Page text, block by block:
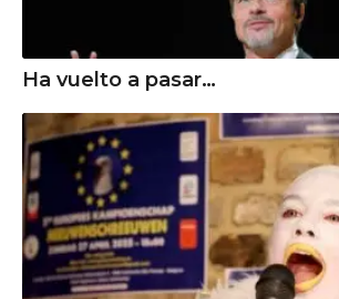
Ha vuelto a pasar…